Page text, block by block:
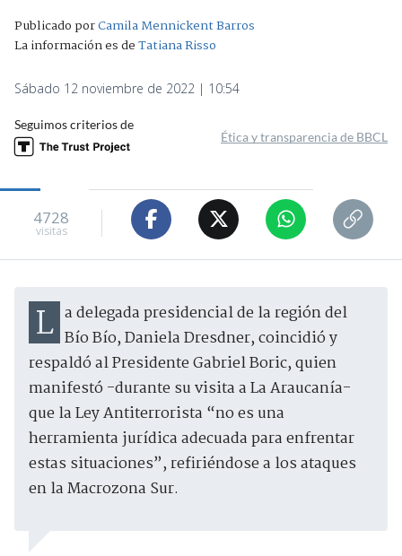
Publicado porCamila Mennickent Barros
La información es deTatiana Risso
Sábado 12 noviembre de 2022 | 10:54
Seguimos criterios de
Ética y transparencia de BBCL
4728
visitas
La delegada presidencial de la región del Bío Bío, Daniela Dresdner, coincidió y
respaldó al Presidente Gabriel Boric, quien
manifestó -durante su visita a La Araucanía-
que la Ley Antiterrorista “no es una
herramienta jurídica adecuada para enfrentar
estas situaciones”, refiriéndose a los ataques
en la Macrozona Sur.